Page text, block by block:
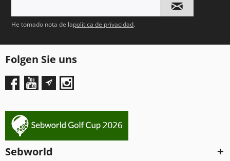
He tomado nota de lapolítica de privacidad.
Folgen Sie uns
Sebworld